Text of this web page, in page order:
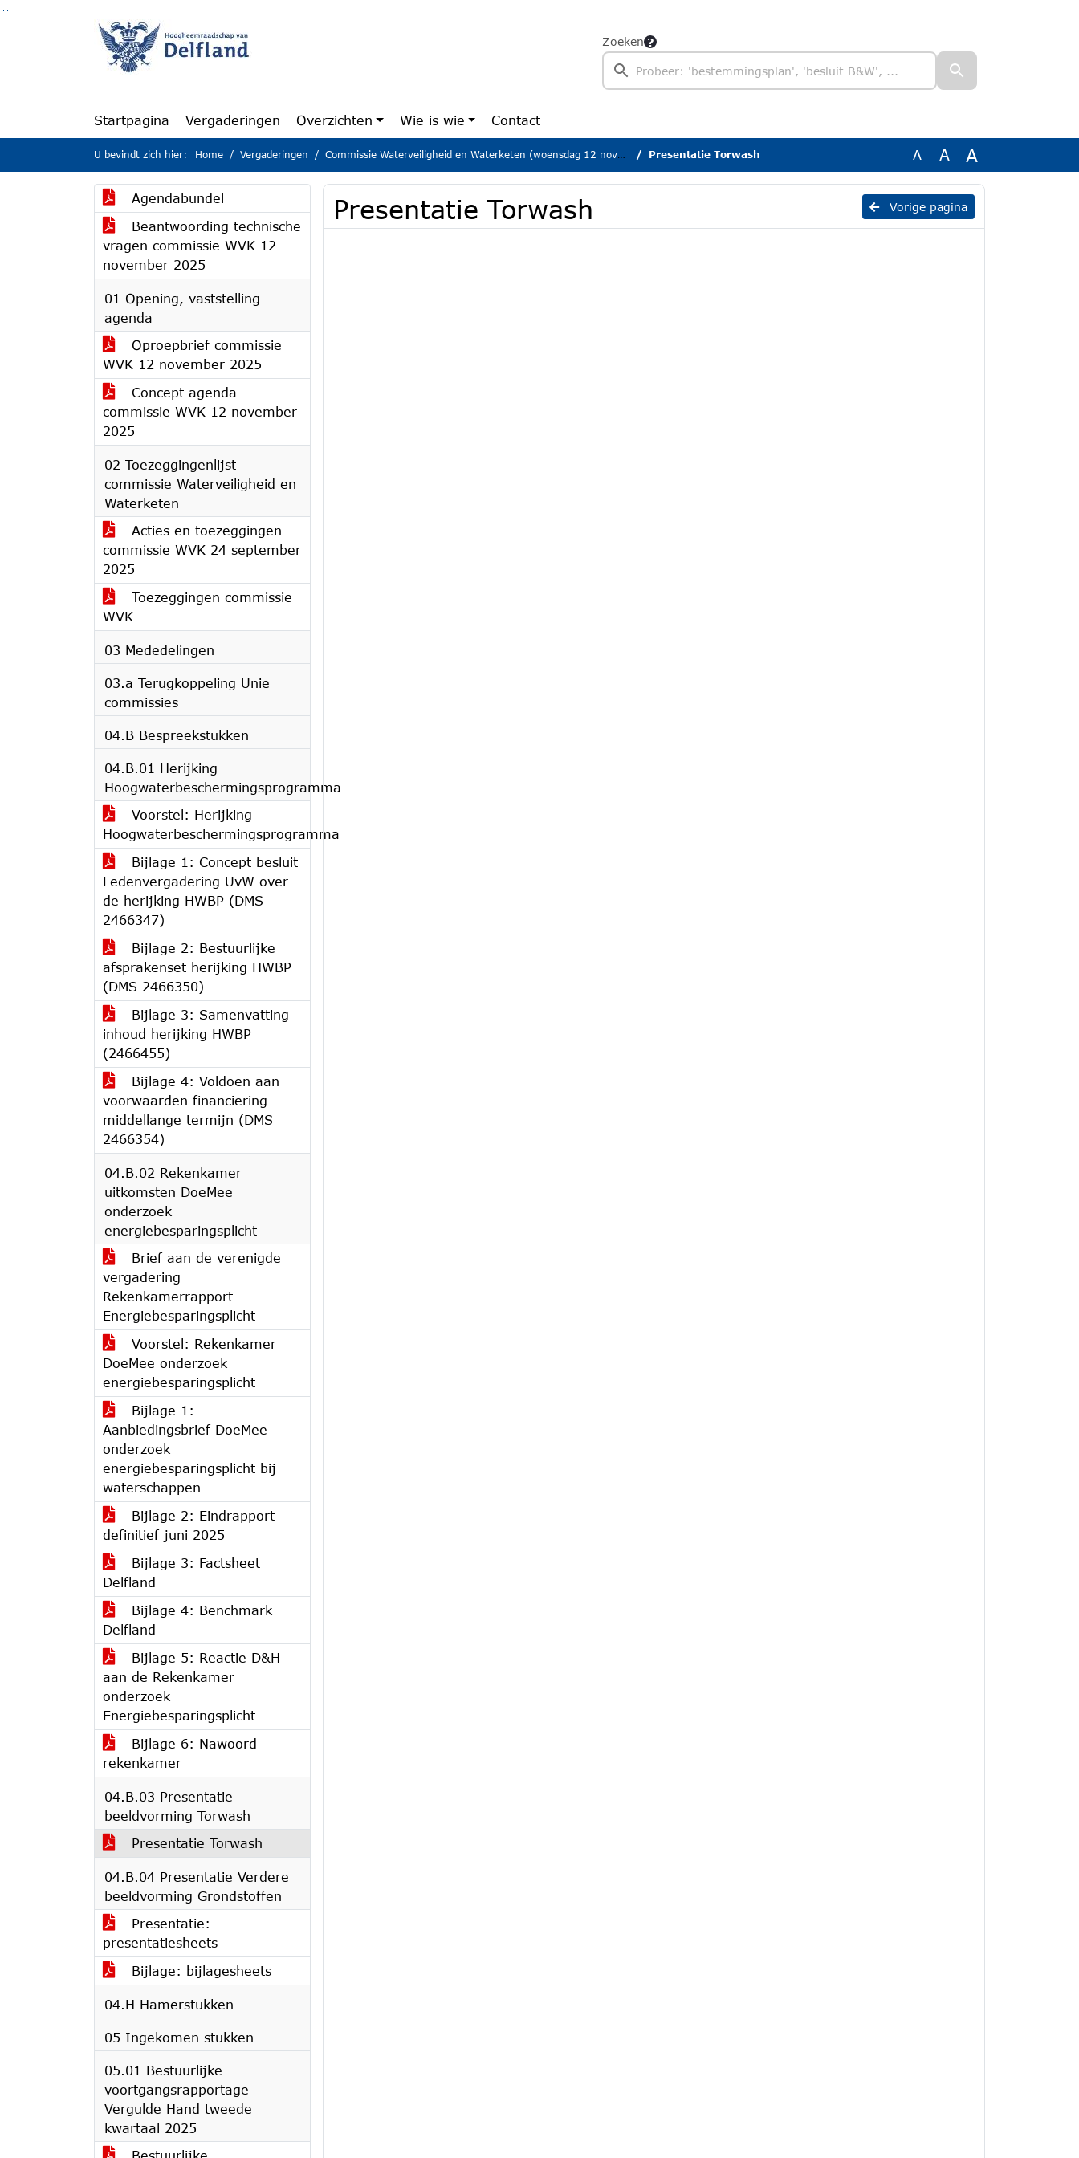
Ga naar de inhoud van deze pagina
Ga naar het zoeken
Ga naar het menu
Zoeken
Startpagina Vergaderingen Overzichten Wie is wie Contact
U bevindt zich hier: Home Vergaderingen Commissie Waterveiligheid en Waterketen (woensdag 12 november 2025) Presentatie Torwash A A A
Agendabundel
Beantwoording technische
vragen commissie WVK 12
november 2025
01 Opening, vaststelling
agenda
Oproepbrief commissie
WVK 12 november 2025
Concept agenda
commissie WVK 12 november
2025
02 Toezeggingenlijst
commissie Waterveiligheid en
Waterketen
Acties en toezeggingen
commissie WVK 24 september
2025
Toezeggingen commissie
WVK
03 Mededelingen
03.a Terugkoppeling Unie
commissies
04.B Bespreekstukken
04.B.01 Herijking
Hoogwaterbeschermingsprogramma
Voorstel: Herijking
Hoogwaterbeschermingsprogramma
Bijlage 1: Concept besluit
Ledenvergadering UvW over
de herijking HWBP (DMS
2466347)
Bijlage 2: Bestuurlijke
afsprakenset herijking HWBP
(DMS 2466350)
Bijlage 3: Samenvatting
inhoud herijking HWBP
(2466455)
Bijlage 4: Voldoen aan
voorwaarden financiering
middellange termijn (DMS
2466354)
04.B.02 Rekenkamer
uitkomsten DoeMee
onderzoek
energiebesparingsplicht
Brief aan de verenigde
vergadering
Rekenkamerrapport
Energiebesparingsplicht
Voorstel: Rekenkamer
DoeMee onderzoek
energiebesparingsplicht
Bijlage 1:
Aanbiedingsbrief DoeMee
onderzoek
energiebesparingsplicht bij
waterschappen
Bijlage 2: Eindrapport
definitief juni 2025
Bijlage 3: Factsheet
Delfland
Bijlage 4: Benchmark
Delfland
Bijlage 5: Reactie D&H
aan de Rekenkamer
onderzoek
Energiebesparingsplicht
Bijlage 6: Nawoord
rekenkamer
04.B.03 Presentatie
beeldvorming Torwash
Presentatie Torwash
04.B.04 Presentatie Verdere
beeldvorming Grondstoffen
Presentatie:
presentatiesheets
Bijlage: bijlagesheets
04.H Hamerstukken
05 Ingekomen stukken
05.01 Bestuurlijke
voortgangsrapportage
Vergulde Hand tweede
kwartaal 2025
Vorige pagina
Presentatie Torwash